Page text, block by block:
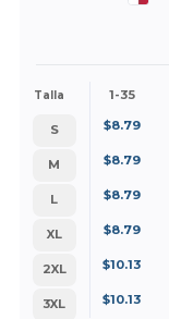
Talla 1-35
S $8.79
M
$8.79
L
$8.79
XL
$8.79
2XL
$10.13
3XL
$10.13